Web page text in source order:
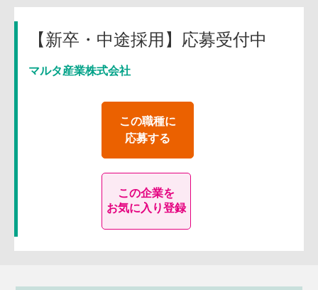
【新卒・中途採用】応募受付中
マルタ産業株式会社
この職種に
応募する
この企業を
お気に入り登録